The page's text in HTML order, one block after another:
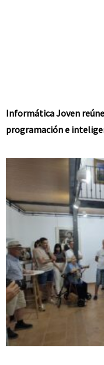
Informática Joven
programación e